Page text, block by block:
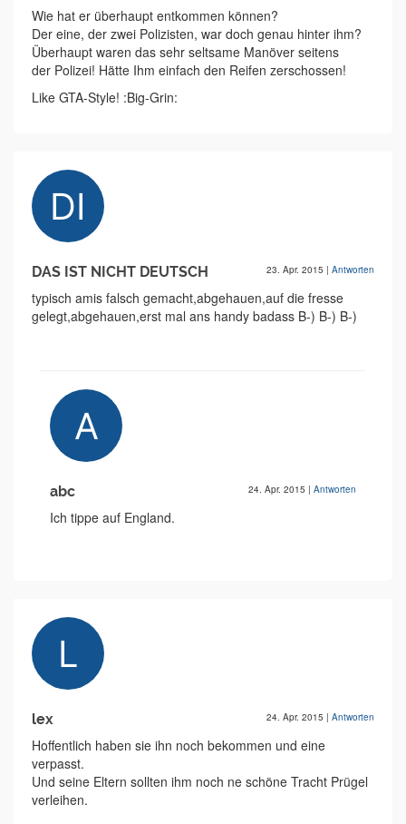
Wie hat er überhaupt entkommen können?
Der eine, der zwei Polizisten, war doch genau hinter ihm?
Überhaupt waren das sehr seltsame Manöver seitens
der Polizei! Hätte Ihm einfach den Reifen zerschossen!
Like GTA-Style! :Big-Grin:
DAS IST NICHT DEUTSCH 23. Apr. 2015 | Antworten
typisch amis falsch gemacht,abgehauen,auf die fresse
gelegt,abgehauen,erst mal ans handy badass B-) B-) B-)
abc 24. Apr. 2015 | Antworten
Ich tippe auf England.
lex 24. Apr. 2015 | Antworten
Hoffentlich haben sie ihn noch bekommen und eine
verpasst.
Und seine Eltern sollten ihm noch ne schöne Tracht Prügel
verleihen.